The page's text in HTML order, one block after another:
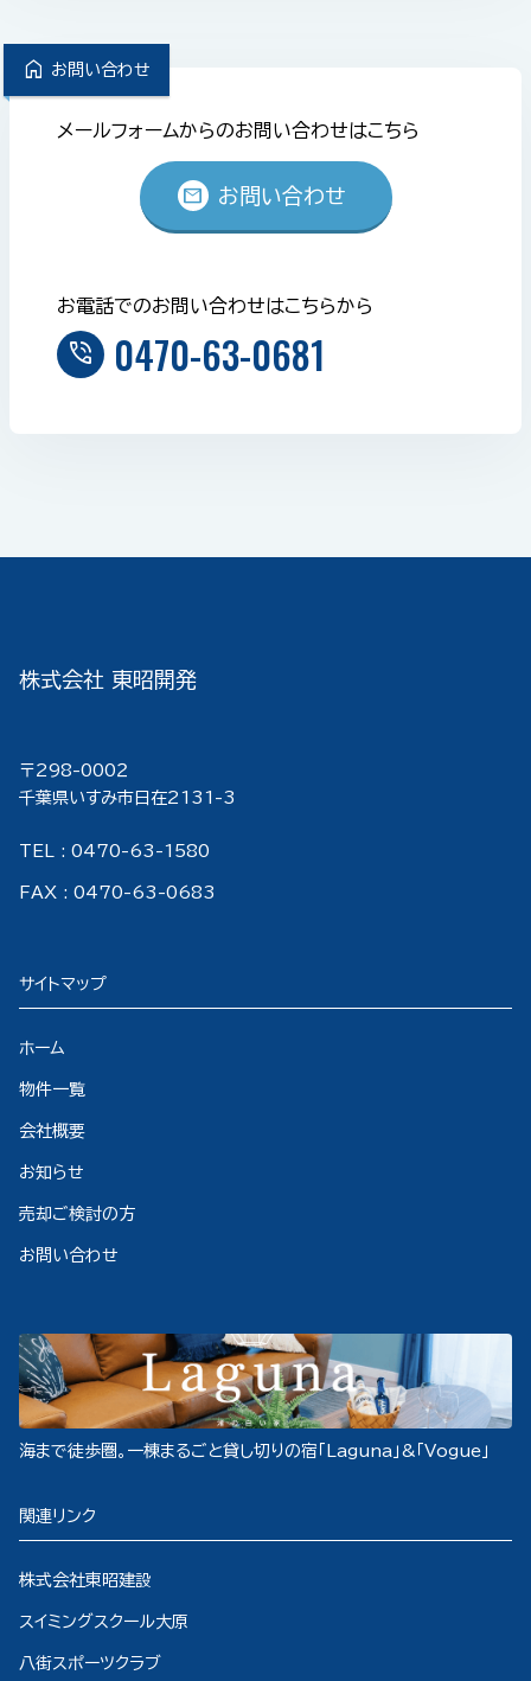
home お問い合わせ
メールフォームからのお問い合わせはこちら
mail お問い合わせ
お電話でのお問い合わせはこちらから
phone_in_talk 0470-63-0681
株式会社 東昭開発
〒298-000２
千葉県いすみ市日在2131-3
TEL : 0470-63-1580
FAX : 0470-63-0683
サイトマップ
ホーム
物件一覧
会社概要
お知らせ
売却ご検討の方
お問い合わせ
海まで徒歩圏。一棟まるごと貸し切りの宿「Laguna」&「Vogue」
関連リンク
株式会社東昭建設
スイミングスクール大原
八街スポーツクラブ